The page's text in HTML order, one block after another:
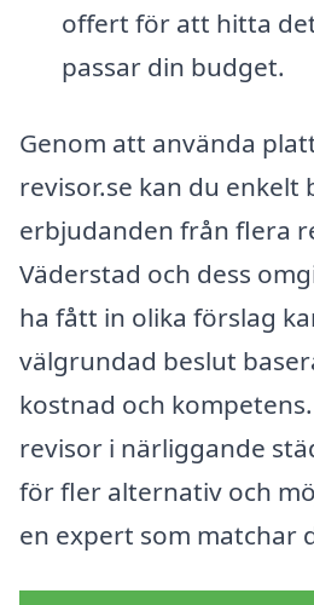
offert för att hitta
passar din budget.
Genom att använda
revisor.se kan du enkelt
erbjudanden från flera
Väderstad och dess
ha fått in olika förslag
välgrundad beslut
kostnad och
revisor i närliggande
för fler alternativ och
en expert som matchar